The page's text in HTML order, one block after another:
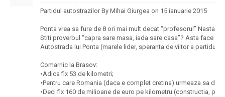
Partidul autostrazilor By Mihai Giurgea on 15 ianuarie 2015
Ponta vrea sa fure de 8 ori mai mult decat “profesorul”
Stiti proverbul “capra sare masa, iada sare casa”? Asta face
Autostrada lui Ponta (marele lider, speranta de viitor a
Comarnic la Brasov:
•Adica fix 53 de kilometri;
•Pentru care Romania (daca e complet cretina) urmeaza sa dea
•Deci fix 160 de milioane de euro pe kilometru (constructia,